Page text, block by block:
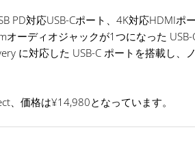
PD対応USB-Cポート、4K対応HDMI
オーディオジャックが1つになった
に対応した USB-C ポートを搭載し
、価格は¥14,980となっています。